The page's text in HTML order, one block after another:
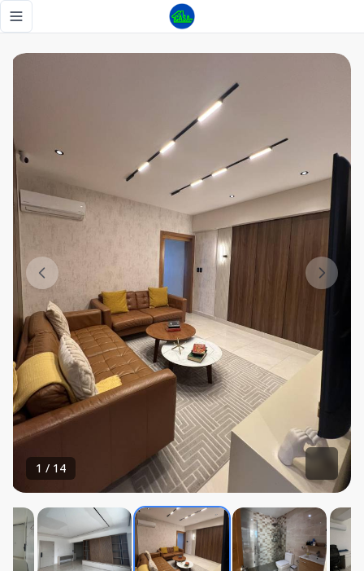
Toggle navigation menu
1 / 14
Alquiler en Torre de Alma Rosa I - Tu Casa RD